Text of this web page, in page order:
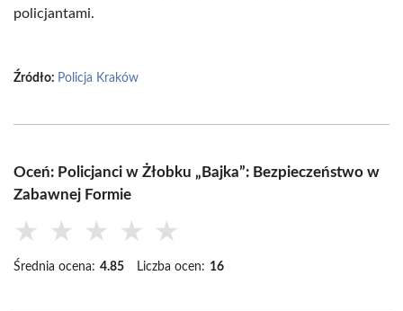
policjantami.
Źródło: Policja Kraków
Oceń: Policjanci w Żłobku „Bajka”: Bezpieczeństwo w
Zabawnej Formie
★ ★ ★ ★ ★
Średnia ocena: 4.85 Liczba ocen: 16